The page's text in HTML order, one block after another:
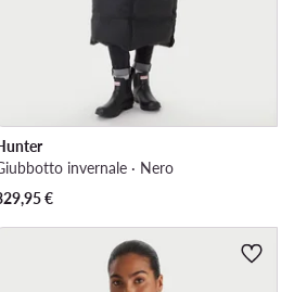
invernale · Nero
€